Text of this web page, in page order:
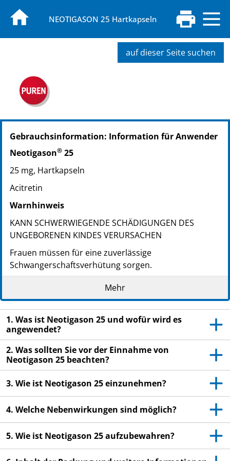
NEOTIGASON 25 Hartkapseln
auf dieser Seite suchen
PZN: 04521888
PPN: 110452188842
NTIN: 04150045218888
PPN: 110452189408
NTIN: 04150045218949
PZN: 11328525
PPN: 111132852552
NTIN: 04150113285255
Gebrauchsinformation: Information für Anwender
Neotigason® 25
25 mg, Hartkapseln
Acitretin
Warnhinweis
KANN SCHWERWIEGENDE SCHÄDIGUNGEN DES
UNGEBORENEN KINDES VERURSACHEN
Frauen müssen für eine zuverlässige
Schwangerschaftsverhütung sorgen.
Nicht einnehmen, wenn Sie schwanger sind oder
Lesen Sie die gesamte Packungsbeilage sorgfältig
durch, bevor Sie mit der Einnahme dieses
Arzneimittels beginnen, denn sie enthält wichtige
Informationen.
Heben Sie die Packungsbeilage auf. Vielleicht
möchten Sie diese später nochmals lesen.
Wenn Sie weitere Fragen haben, wenden Sie sich
an Ihren Arzt oder Apotheker.
Dieses Arzneimittel wurde Ihnen persönlich
verschrieben. Geben Sie es nicht an Dritte weiter.
Es kann anderen Menschen schaden, auch wenn
diese die gleichen Beschwerden haben wie Sie.
Mehr
1. Was ist Neotigason 25 und wofür wird es
angewendet?
2. Was sollten Sie vor der Einnahme von
Neotigason 25 beachten?
3. Wie ist Neotigason 25 einzunehmen?
4. Welche Nebenwirkungen sind möglich?
5. Wie ist Neotigason 25 aufzubewahren?